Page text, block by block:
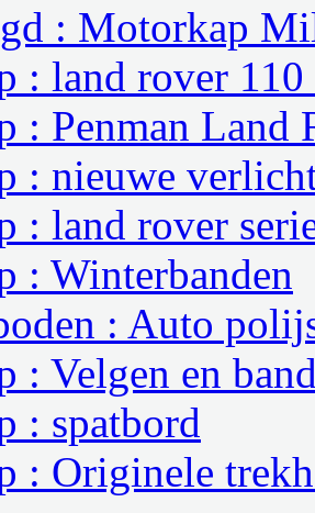
: Motorkap
: land rover
: Penman Land
: nieuwe
: land rover
: Winterbanden
: Auto
: Velgen en
: spatbord
: Originele